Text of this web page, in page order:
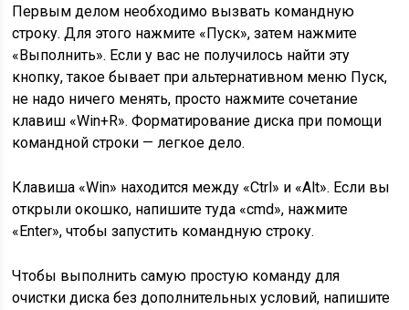
Первым делом необходимо вызвать командную
строку. Для этого нажмите «Пуск», затем нажмите
«Выполнить». Если у вас не получилось найти эту
кнопку, такое бывает при альтернативном меню Пуск,
не надо ничего менять, просто нажмите сочетание
клавиш «Win+R». Форматирование диска при помощи
командной строки — легкое дело.
Клавиша «Win» находится между «Ctrl» и «Alt». Если вы
открыли окошко, напишите туда «cmd», нажмите
«Enter», чтобы запустить командную строку.
Чтобы выполнить самую простую команду для
очистки диска без дополнительных условий, напишите